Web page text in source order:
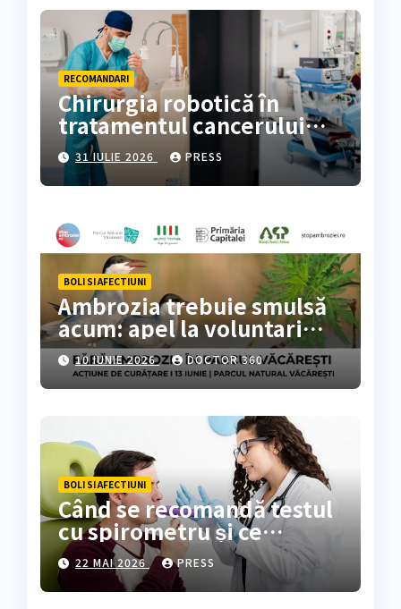
RECOMANDARI
Chirurgia robotică în
tratamentul cancerului
colorectal
31 IULIE 2026 PRESS
BOLI SI AFECTIUNI
Ambrozia trebuie smulsă
acum: apel la voluntari
pentru acțiune de curățare
în Parcul Natural
Văcărești
10 IUNIE 2026 DOCTOR 360
BOLI SI AFECTIUNI
Când se recomandă testul
cu spirometru și ce
rezultate oferă?
22 MAI 2026 PRESS